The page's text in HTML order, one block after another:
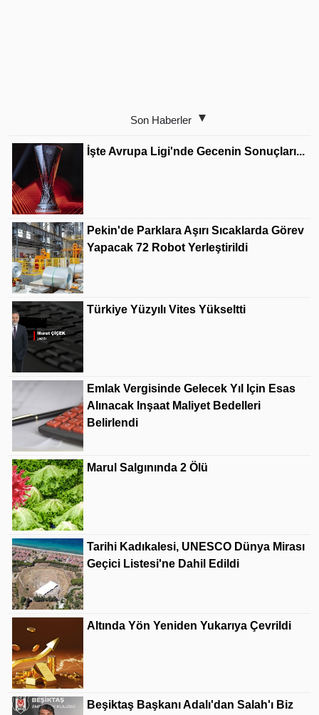
Son Haberler
İşte Avrupa Ligi'nde Gecenin Sonuçları...
Pekin'de Parklara Aşırı Sıcaklarda Görev
Yapacak 72 Robot Yerleştirildi
Türkiye Yüzyılı Vites Yükseltti
Emlak Vergisinde Gelecek Yıl Için Esas
Alınacak Inşaat Maliyet Bedelleri
Belirlendi
Marul Salgınında 2 Ölü
Tarihi Kadıkalesi, UNESCO Dünya Mirası
Geçici Listesi'ne Dahil Edildi
Altında Yön Yeniden Yukarıya Çevrildi
Beşiktaş Başkanı Adalı'dan Salah'ı Biz